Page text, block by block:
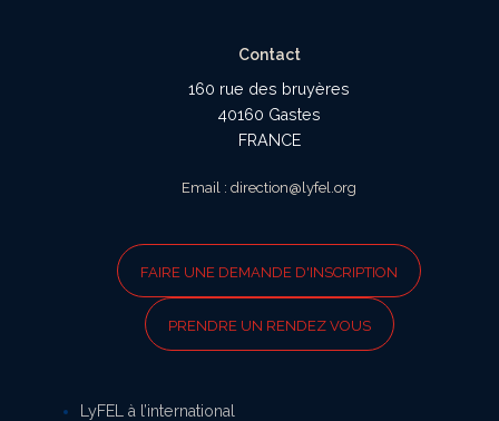
Contact
160 rue des bruyères
40160 Gastes
FRANCE
Email : direction@lyfel.org
FAIRE UNE DEMANDE D'INSCRIPTION
PRENDRE UN RENDEZ VOUS
LyFEL à l’international